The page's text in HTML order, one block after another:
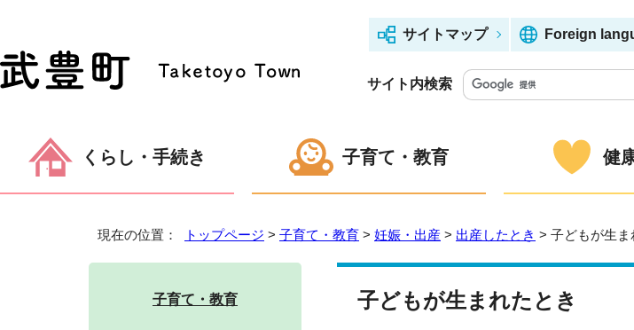
サイトマップ Foreign
サイト内検索
くらし・手続き 子育て・教育 健
現在の位置： トップページ > 子育て・教育 > 妊娠・出産 > 出産したとき > 子どもが生ま
子どもが生まれたとき
子育て・教育